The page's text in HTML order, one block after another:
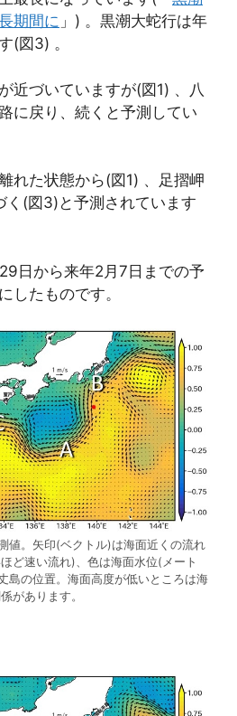
期間に 」) 。黒潮大蛇行は年
(図3) 。
近づいていますが(図1) 、八
に戻り、続くと予測してい
れた状態から(図1) 、足摺岬
く(図3)と予測されています
日から来年2月7日までの予
したものです。
値。矢印(ベクトル)は海面近くの流れ
ど速い流れ)、色は海面水位(メート
島の位置。海面高度が低いところは海
があります。